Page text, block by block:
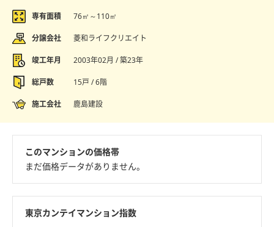
専有面積 76㎡～110㎡
分譲会社 菱和ライフクリエイト
竣工年月 2003年02月 / 築23年
総戸数 15戸 / 6階
施工会社 鹿島建設
このマンションの価格帯
まだ価格データがありません。
東京カンテイマンション指数